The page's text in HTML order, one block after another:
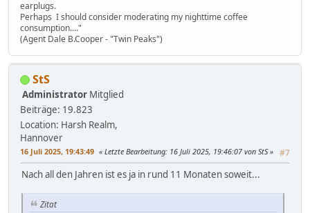
earplugs.
Perhaps I should consider moderating my nighttime coffee
consumption...."
(Agent Dale B.Cooper - "Twin Peaks")
StS
Administrator Mitglied
Beiträge: 19.823
Location: Harsh Realm,
Hannover
16 Juli 2025, 19:43:49 #7
Letzte Bearbeitung: 16 Juli 2025, 19:46:07 von StS
Nach all den Jahren ist es ja in rund 11 Monaten soweit...
Zitat